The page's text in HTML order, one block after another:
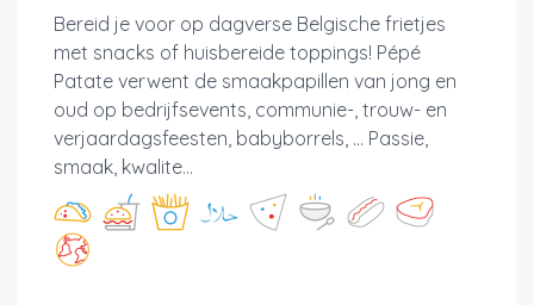
Bereid je voor op dagverse Belgische frietjes
met snacks of huisbereide toppings! Pépé
Patate verwent de smaakpapillen van jong en
oud op bedrijfsevents, communie-, trouw- en
verjaardagsfeesten, babyborrels, ... Passie,
smaak, kwalite...